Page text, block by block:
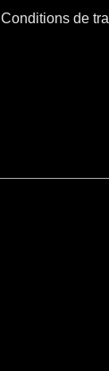
Conditions de